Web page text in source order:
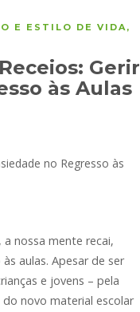
E ESTILO DE VIDA,
Gerir
às Aulas
nossa mente recai,
aulas. Apesar de ser
e jovens – pela
novo material escolar